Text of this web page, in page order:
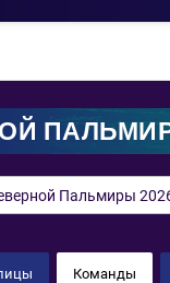
Пальмиры
Команды